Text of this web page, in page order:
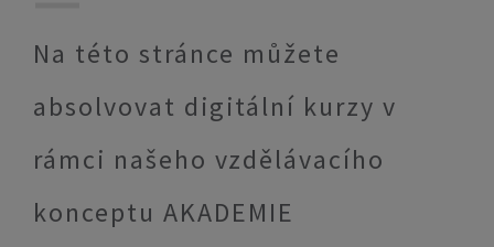
Na této stránce můžete
absolvovat digitální kurzy v
rámci našeho vzdělávacího
konceptu AKADEMIE